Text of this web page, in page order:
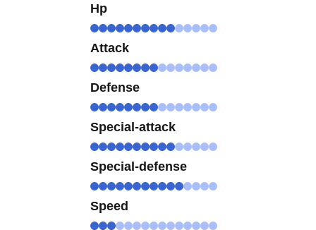
Hp
Attack
Defense
Special-attack
Special-defense
Speed